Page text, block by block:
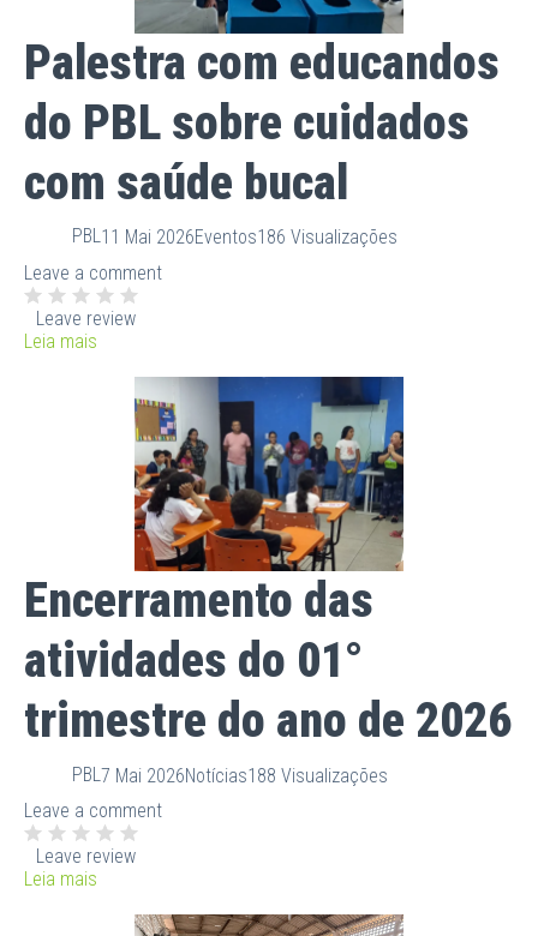
Palestra com educandos
do PBL sobre cuidados
com saúde bucal
PBL11 Mai 2026Eventos186 Visualizações
Leave a comment
Leave review
Leia mais
Encerramento das
atividades do 01°
trimestre do ano de 2026
PBL 7 Mai 2026Notícias188 Visualizações
Leave a comment
Leave review
Leia mais